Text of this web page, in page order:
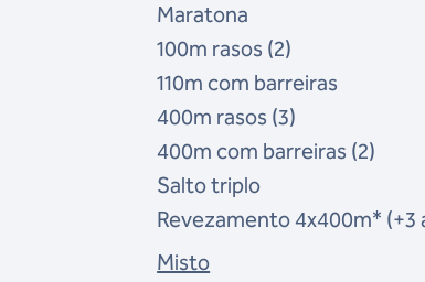
Maratona
100m rasos (2)
110m com barreiras
400m rasos (3)
400m com barreiras (2)
Salto triplo
Revezamento 4x400m* (+3
Misto